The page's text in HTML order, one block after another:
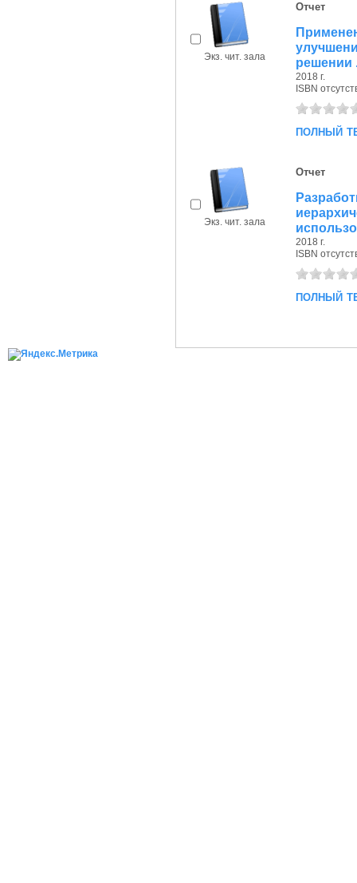
Экз. чит. зала
Отчет
решении
2018 г.
ISBN
полный
Экз. чит. зала
Отчет
2018 г.
ISBN
полный